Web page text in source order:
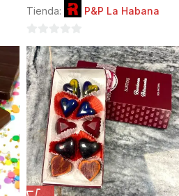
Tienda:
P&P La Habana
de
5